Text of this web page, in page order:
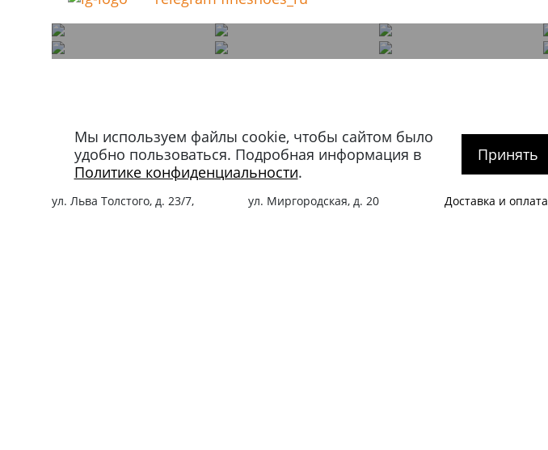
Магазин в Москве
+7 495 66-2-9876
119021,г. Москва,
ул. Льва Толстого, д. 23/7,
Магазин в Петербурге
+7 812 40-727-60
191024,г. Санкт-Петербург
ул. Миргородская, д. 20
О компании
Доставка и оплата
Мы используем файлы cookie, чтобы сайтом было
удобно пользоваться. Подробная информация в
Политике конфиденциальности.
Принять